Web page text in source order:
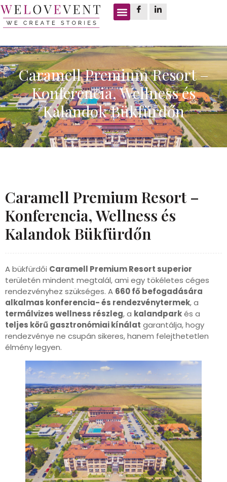
Caramell Premium Resort –
Konferencia, Wellness és
Kalandok Bükfürdőn
Caramell Premium Resort –
Konferencia, Wellness és
Kalandok Bükfürdőn
A bükfürdői Caramell Premium Resort superior
területén mindent megtalál, ami egy tökéletes céges
rendezvényhez szükséges. A 660 fő befogadására
alkalmas konferencia- és rendezvénytermek, a
termálvizes wellness részleg, a kalandparkés a
teljes körű gasztronómiai kínálat garantálja, hogy
rendezvénye ne csupán sikeres, hanem felejthetetlen
élmény legyen.